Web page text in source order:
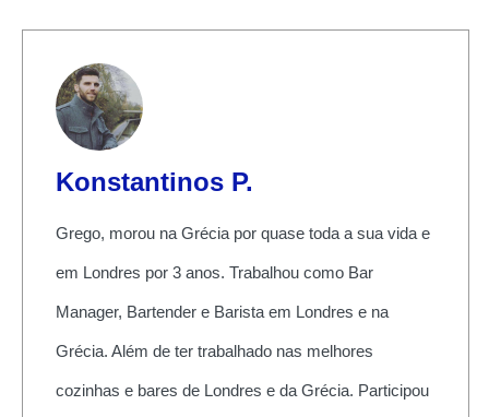
Konstantinos P.
Grego, morou na Grécia por quase toda a sua vida e
em Londres por 3 anos. Trabalhou como Bar
Manager, Bartender e Barista em Londres e na
Grécia. Além de ter trabalhado nas melhores
cozinhas e bares de Londres e da Grécia. Participou